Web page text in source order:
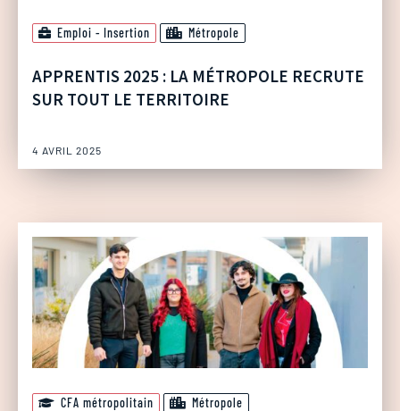
Emploi - Insertion Métropole
APPRENTIS 2025 : LA MÉTROPOLE RECRUTE
SUR TOUT LE TERRITOIRE
4 AVRIL 2025
CFA métropolitain Métropole